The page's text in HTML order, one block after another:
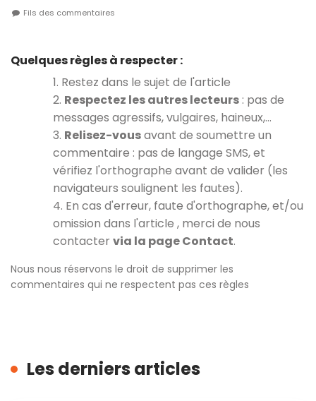
Fils des commentaires
Quelques règles à respecter :
1. Restez dans le sujet de l'article
2. Respectez les autres lecteurs : pas de
messages agressifs, vulgaires, haineux,…
3. Relisez-vousavant de soumettre un
commentaire : pas de langage SMS, et
vérifiez l'orthographe avant de valider (les
navigateurs soulignent les fautes).
4. En cas d'erreur, faute d'orthographe, et/ou
omission dans l'article , merci de nous
contacter via la page Contact.
Nous nous réservons le droit de supprimer les
commentaires qui ne respectent pas ces règles
Les derniers articles